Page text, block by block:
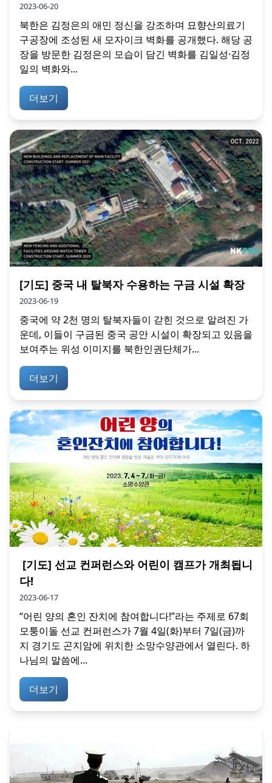
2023-06-20
북한은 김정은의 애민 정신을 강조하며 묘향산의료기
구공장에 조성된 새 모자이크 벽화를 공개했다. 해당 공
장을 방문한 김정은의 모습이 담긴 벽화를 김일성·김정
일의 벽화와...
더보기
[기도] 중국 내 탈북자 수용하는 구금 시설 확장
2023-06-19
중국에 약 2천 명의 탈북자들이 갇힌 것으로 알려진 가
운데, 이들이 구금된 중국 공안 시설이 확장되고 있음을
보여주는 위성 이미지를 북한인권단체가...
더보기
[기도] 선교 컨퍼런스와 어린이 캠프가 개최됩니
다!
2023-06-17
“어린 양의 혼인 잔치에 참여합니다!”라는 주제로 67회
모퉁이돌 선교 컨퍼런스가 7월 4일(화)부터 7일(금)까
지 경기도 곤지암에 위치한 소망수양관에서 열린다. 하
나님의 말씀에...
더보기